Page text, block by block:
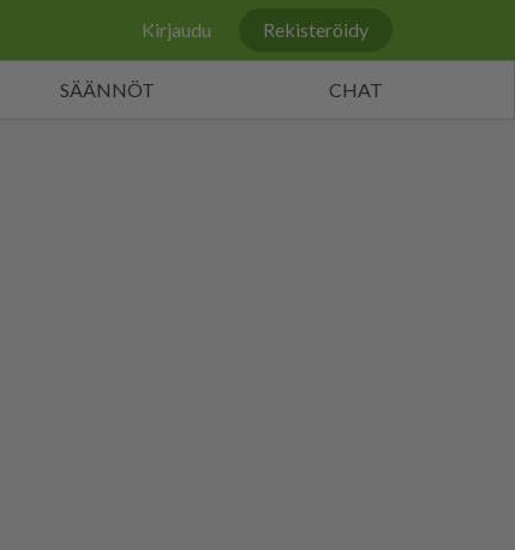
Kirjaudu Rekisteröidy
SÄÄNNÖT CHAT